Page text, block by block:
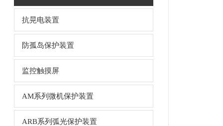
抗晃电装置
防孤岛保护装置
监控触摸屏
AM系列微机保护装置
ARB系列弧光保护装置